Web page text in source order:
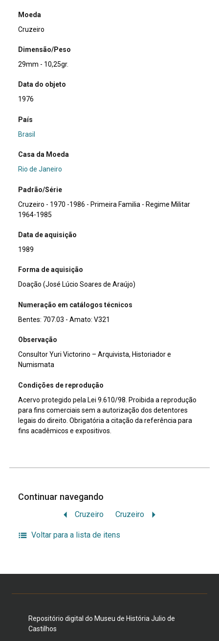
Moeda
Cruzeiro
Dimensão/Peso
29mm - 10,25gr.
Data do objeto
1976
País
Brasil
Casa da Moeda
Rio de Janeiro
Padrão/Série
Cruzeiro - 1970 -1986 - Primeira Familia - Regime Militar
1964-1985
Data de aquisição
1989
Forma de aquisição
Doação (José Lúcio Soares de Araújo)
Numeração em catálogos técnicos
Bentes: 707.03 - Amato: V321
Observação
Consultor Yuri Victorino – Arquivista, Historiador e
Numismata
Condições de reprodução
Acervo protegido pela Lei 9.610/98. Proibida a reprodução
para fins comerciais sem a autorização dos detentores
legais do direito. Obrigatória a citação da referência para
fins acadêmicos e expositivos.
Continuar navegando
Cruzeiro Cruzeiro
Voltar para a lista de itens
Repositório digital do Museu de História Julio de
Castilhos